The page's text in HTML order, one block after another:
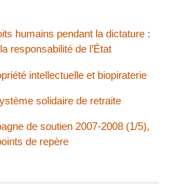
humains pendant la dictature :
responsabilité de l’État
intellectuelle et biopiraterie
solidaire de retraite
de soutien 2007-2008 (1/5),
de repère